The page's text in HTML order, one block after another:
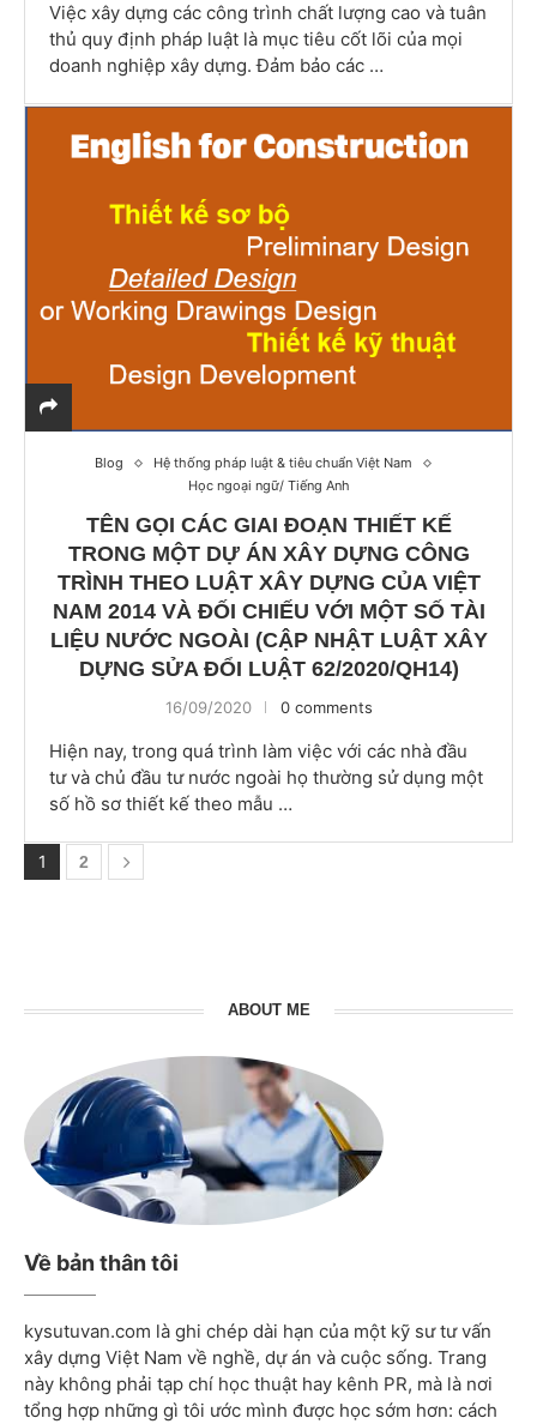
Việc xây dựng các công trình chất lượng cao và tuân
thủ quy định pháp luật là mục tiêu cốt lõi của mọi
doanh nghiệp xây dựng. Đảm bảo các …
Blog
Hệ thống pháp luật & tiêu chuẩn Việt Nam
Học ngoại ngữ/ Tiếng Anh
TÊN GỌI CÁC GIAI ĐOẠN THIẾT KẾ
TRONG MỘT DỰ ÁN XÂY DỰNG CÔNG
TRÌNH THEO LUẬT XÂY DỰNG CỦA VIỆT
NAM 2014 VÀ ĐỐI CHIẾU VỚI MỘT SỐ TÀI
LIỆU NƯỚC NGOÀI (CẬP NHẬT LUẬT XÂY
DỰNG SỬA ĐỔI LUẬT 62/2020/QH14)
16/09/2020 0 comments
Hiện nay, trong quá trình làm việc với các nhà đầu
tư và chủ đầu tư nước ngoài họ thường sử dụng một
số hồ sơ thiết kế theo mẫu …
1 2
ABOUT ME
Về bản thân tôi
kysutuvan.com là ghi chép dài hạn của một kỹ sư tư vấn
xây dựng Việt Nam về nghề, dự án và cuộc sống. Trang
này không phải tạp chí học thuật hay kênh PR, mà là nơi
tổng hợp những gì tôi ước mình được học sớm hơn: cách